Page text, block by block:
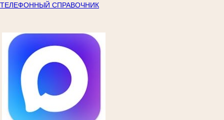
ТЕЛЕФОННЫЙ СПРАВОЧНИК